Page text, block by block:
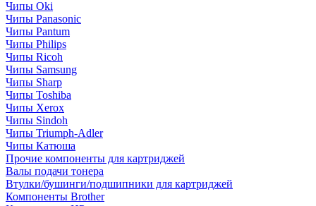
Чипы Oki
Чипы Panasonic
Чипы Pantum
Чипы Philips
Чипы Ricoh
Чипы Samsung
Чипы Sharp
Чипы Toshiba
Чипы Xerox
Чипы Sindoh
Чипы Triumph-Adler
Чипы Катюша
Прочие компоненты для картриджей
Валы подачи тонера
Втулки/бушинги/подшипники для картриджей
Компоненты Brother